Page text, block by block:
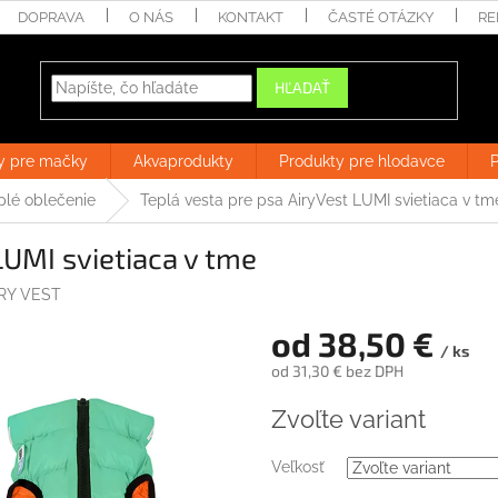
DOPRAVA O NÁS KONTAKT ČASTÉ OTÁZKY
HĽADAŤ
pre mačky Akvaprodukty Produkty pre hlodavce
oblečenie Teplá vesta pre psa AiryVest LUMI svietiaca v
svietiaca v tme
VEST
od 38,50 € / ks
od 31,30 € bez DPH
cena:
Zvoľte variant
Veľkosť